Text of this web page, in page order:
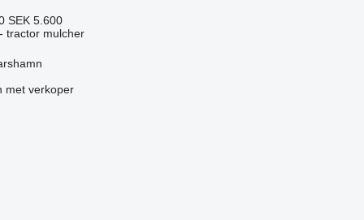
SEK 5.600
tractor mulcher
met verkoper